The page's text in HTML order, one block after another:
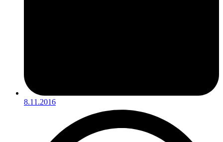
8.11.2016